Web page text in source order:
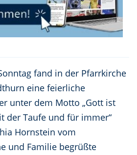
fand in der Pfarrkirche
eine feierliche
unter dem Motto „Gott ist
der Taufe und für immer“
Hornstein vom
und Familie begrüßte